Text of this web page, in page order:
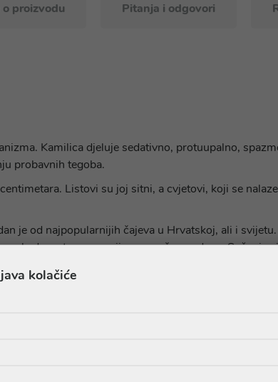
proizvodu Pitanja i odgovori
Kamilica djeluje sedativno, protuupalno,
probavnih tegoba.
Listovi su joj sitni, a cvjetovi, koji se
je od najpopularnijih čajeva u Hrvatskoj, ali i
kad se otvore za vrijeme sunčanog dana. Sušeni
kad se želimo opustiti, kad nas muči
koja mu daju blagotvorna svojstva,
kamilice bogat je flavonoidima i seskviterpenima te
kolačiće